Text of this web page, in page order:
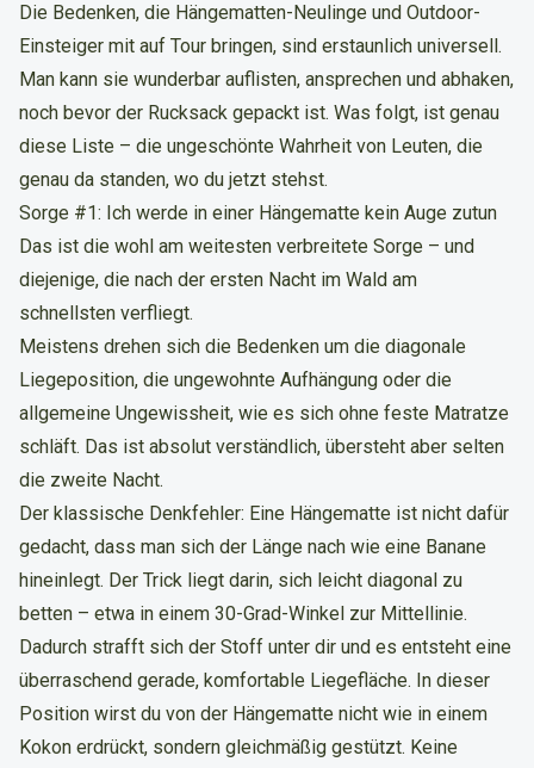
Die Bedenken, die Hängematten-Neulinge und Outdoor-
Einsteiger mit auf Tour bringen, sind erstaunlich universell.
Man kann sie wunderbar auflisten, ansprechen und abhaken,
noch bevor der Rucksack gepackt ist. Was folgt, ist genau
diese Liste – die ungeschönte Wahrheit von Leuten, die
genau da standen, wo du jetzt stehst.
Sorge #1: Ich werde in einer Hängematte kein Auge zutun
Das ist die wohl am weitesten verbreitete Sorge – und
diejenige, die nach der ersten Nacht im Wald am
schnellsten verfliegt.
Meistens drehen sich die Bedenken um die diagonale
Liegeposition, die ungewohnte Aufhängung oder die
allgemeine Ungewissheit, wie es sich ohne feste Matratze
schläft. Das ist absolut verständlich, übersteht aber selten
die zweite Nacht.
Der klassische Denkfehler: Eine Hängematte ist nicht dafür
gedacht, dass man sich der Länge nach wie eine Banane
hineinlegt. Der Trick liegt darin, sich leicht diagonal zu
betten – etwa in einem 30-Grad-Winkel zur Mittellinie.
Dadurch strafft sich der Stoff unter dir und es entsteht eine
überraschend gerade, komfortable Liegefläche. In dieser
Position wirst du von der Hängematte nicht wie in einem
Kokon erdrückt, sondern gleichmäßig gestützt. Keine